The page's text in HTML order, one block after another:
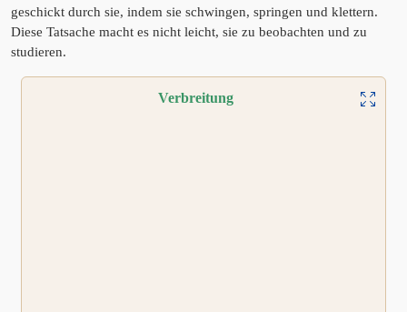
geschickt durch sie, indem sie schwingen, springen und klettern.
Diese Tatsache macht es nicht leicht, sie zu beobachten und zu
studieren.
Verbreitung